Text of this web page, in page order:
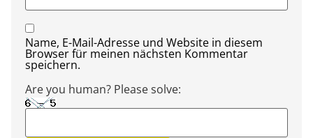
Name, E-Mail-Adresse und Website in diesem
Browser für meinen nächsten Kommentar
speichern.
Are you human? Please solve: